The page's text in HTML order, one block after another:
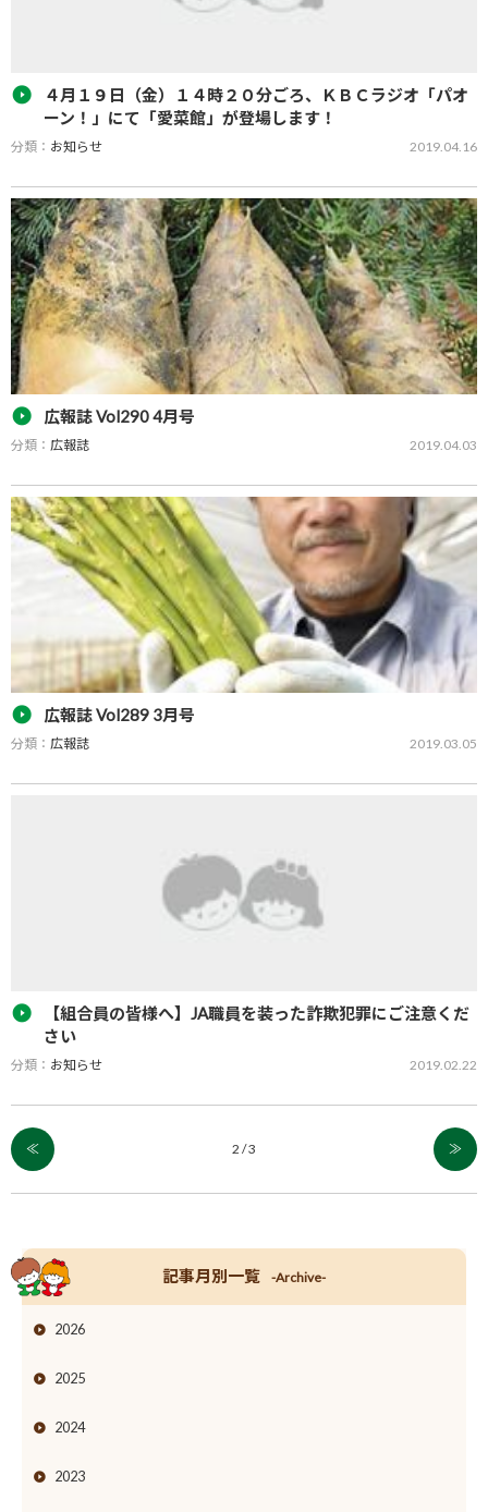
４月１９日（金）１４時２０分ごろ、ＫＢＣラジオ「パオ
ーン！」にて「愛菜館」が登場します！
分類： お知らせ 2019.04.16
４月１９日（金）に、KBCラジオ「パオーン！」にて、ＪＡみなみ
筑後直売所「愛菜館」での放送が予定されています！ 放送予定時間
は１４時２０分ごろとのことです。ぜひお聞きください！
広報誌 Vol290 4月号
分類： 広報誌 2019.04.03
広報誌「GREEN PEACE Vol290 4月号」をPDFでご覧いただけます。
広報誌 Vol289 3月号
分類： 広報誌 2019.03.05
広報誌「GREEN PEACE Vol289 3月号」をPDFでご覧いただけます。
【組合員の皆様へ】JA職員を装った詐欺犯罪にご注意くだ
さい
分類： お知らせ 2019.02.22
ＪＡ職員を装った詐欺犯罪にご注意ください 組合員の皆様へ 現在Ｊ
「組合員意向調査」を行っているところでございますが、この度、
ＪＡ職員を…
≪ 2 / 3 ≫
記事月別一覧 -Archive-
2026
2025
2024
2023